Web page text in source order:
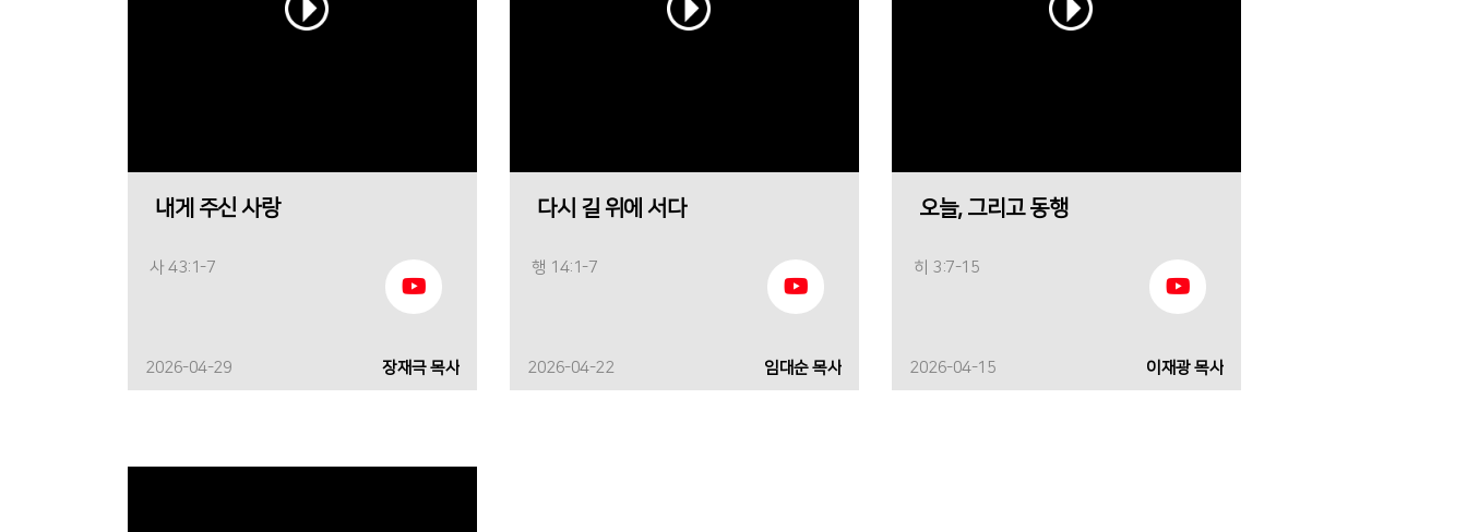
내게 주신 사랑
사 43:1-7
2026-04-29 장재극 목사
다시 길 위에 서다
행 14:1-7
2026-04-22 임대순 목사
오늘, 그리고 동행
히 3:7-15
2026-04-15 이재광 목사